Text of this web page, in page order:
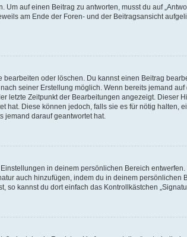
auf einen Beitrag zu antworten, musst du auf
am Ende der Foren- und der Beitragsansicht
oder löschen. Du kannst einen Beitrag
seiner Erstellung möglich. Wenn bereits jemand
letzte Zeitpunkt der Bearbeitungen angezeigt. Dieser
Diese können jedoch, falls sie es für nötig halten,
jemand darauf geantwortet hat.
in deinem persönlichen Bereich
auch hinzufügen, indem du in deinem
kannst du dort einfach das Kontrollkästchen